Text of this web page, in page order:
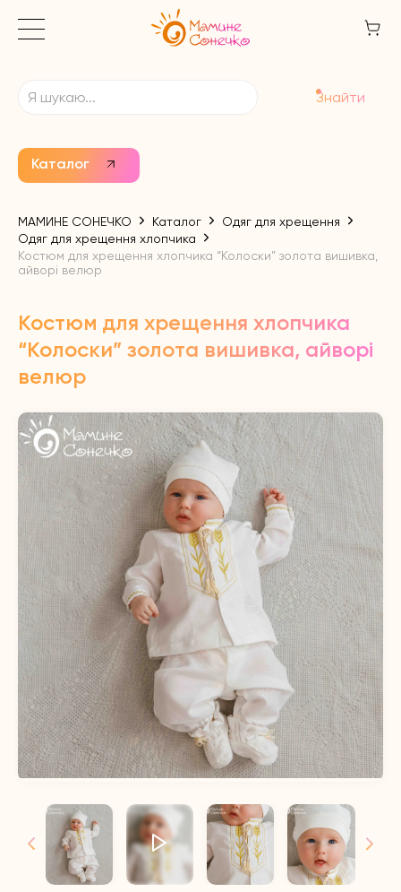
Каталог
Знайти
МАМИНЕ СОНЕЧКО Каталог
Одяг для хрещення
Одяг для хрещення хлопчика
Костюм для хрещення хлопчика “Колоски” золота вишивка,
айворі велюр
Костюм для хрещення хлопчика
“Колоски” золота вишивка, айворі
велюр